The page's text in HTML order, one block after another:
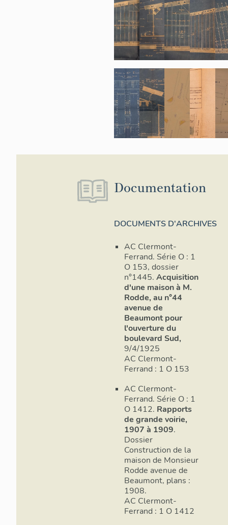
Documentation
DOCUMENTS D'ARCHIVES
AC Clermont-
Ferrand. Série O : 1
O 153, dossier
n°1445. Acquisition
d'une maison à M.
Rodde, au n°44
avenue de
Beaumont pour
l'ouverture du
boulevard Sud,
9/4/1925
AC Clermont-
Ferrand : 1 O 153
AC Clermont-
Ferrand. Série O : 1
O 1412. Rapports
de grande voirie,
1907 à 1909.
Dossier
Construction de la
maison de Monsieur
Rodde avenue de
Beaumont, plans :
1908.
AC Clermont-
Ferrand : 1 O 1412